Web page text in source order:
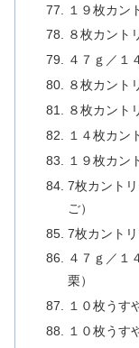
１９枚カン
８枚カント
４７ｇ／１
８枚カント
８枚カント
１４枚カン
１９枚カン
7枚カント
ご）
7枚カント
４７ｇ／１
栗）
１０枚うす
１０枚うす